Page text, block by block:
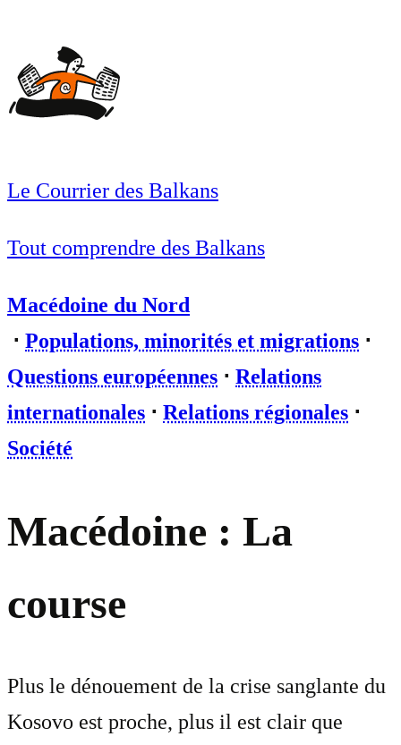
Le Courrier des Balkans
Tout comprendre des Balkans
Macédoine du Nord
⋅ Populations, minorités et migrations ⋅
Questions européennes ⋅ Relations
internationales ⋅ Relations régionales ⋅
Société
Macédoine : La
course
Plus le dénouement de la crise sanglante du
Kosovo est proche, plus il est clair que